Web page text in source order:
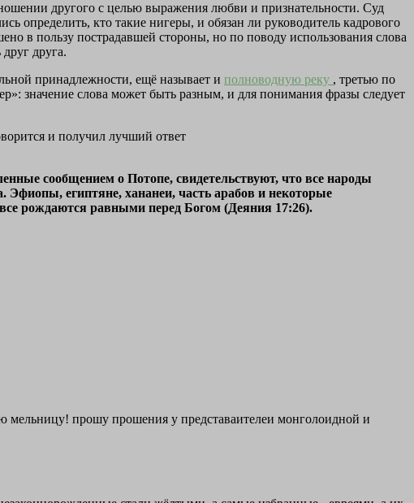
другого с целью выражения любви и признательности. Суд
определить, кто такие нигеры, и обязан ли руководитель кадрового
в пользу пострадавшей стороны, но по поводу использования слова
друга.
принадлежности, ещё называет и полноводную реку , третью по
значение слова может быть разным, и для понимания фразы следует
и получил лучший ответ
сообщением о Потопе, свидетельствуют, что все народы
египтяне, хананеи, часть арабов и некоторые
рождаются равными перед Богом (Деяния 17:26).
прошу прошения у представаителеи монголоидной и